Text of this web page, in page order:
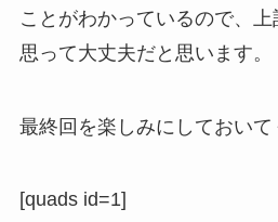
ことがわかっているので、
思って大丈夫だと思います。
最終回を楽しみにしておいて
[quads id=1]